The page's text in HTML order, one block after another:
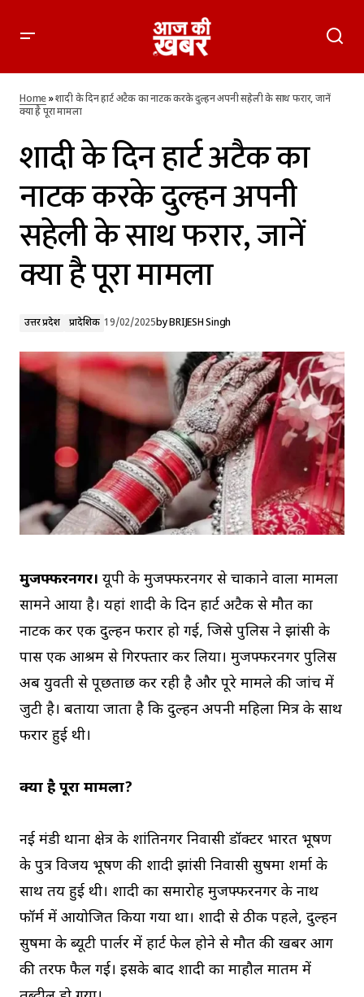
फरार, जानें क्या है पूरा मामला
Home»शादी के दिन हार्ट अटैक का नाटक करके दुल्हन अपनी सहेली के साथ फरार, जानें
क्या है पूरा मामला
शादी के दिन हार्ट अटैक का
नाटक करके दुल्हन अपनी
सहेली के साथ फरार, जानें
क्या है पूरा मामला
उत्तर प्रदेश प्रादेशिक 19/02/2025byBRIJESH Singh
मुजफ्फरनगर। यूपी के मुजफ्फरनगर से चौंकाने वाला मामला
सामने आया है। यहां शादी के दिन हार्ट अटैक से मौत का
नाटक कर एक दुल्हन फरार हो गई, जिसे पुलिस ने झांसी के
पास एक आश्रम से गिरफ्तार कर लिया। मुजफ्फरनगर पुलिस
अब युवती से पूछताछ कर रही है और पूरे मामले की जांच में
जुटी है। बताया जाता है कि दुल्हन अपनी महिला मित्र के साथ
फरार हुई थी।
क्या है पूरा मामला?
नई मंडी थाना क्षेत्र के शांतिनगर निवासी डॉक्टर भारत भूषण
के पुत्र विजय भूषण की शादी झांसी निवासी सुषमा शर्मा के
साथ तय हुई थी। शादी का समारोह मुजफ्फरनगर के नाथ
फॉर्म में आयोजित किया गया था। शादी से ठीक पहले, दुल्हन
सुषमा के ब्यूटी पार्लर में हार्ट फेल होने से मौत की खबर आग
की तरफ फैल गई। इसके बाद शादी का माहौल मातम में